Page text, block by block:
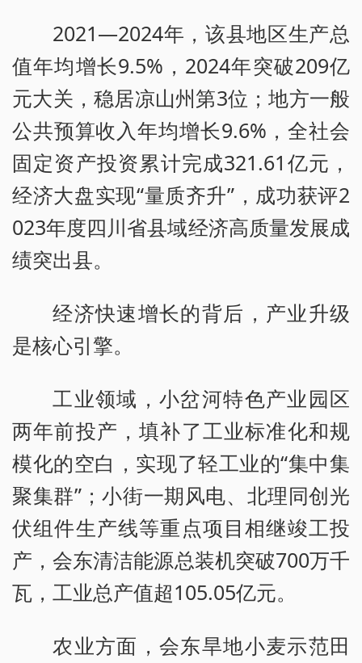
2021—2024年，该县地区生产总
值年均增长9.5%，2024年突破209亿
元大关，稳居凉山州第3位；地方一般
公共预算收入年均增长9.6%，全社会
固定资产投资累计完成321.61亿元，
经济大盘实现“量质齐升”，成功获评2
023年度四川省县域经济高质量发展成
绩突出县。
经济快速增长的背后，产业升级
是核心引擎。
工业领域，小岔河特色产业园区
两年前投产，填补了工业标准化和规
模化的空白，实现了轻工业的“集中集
聚集群”；小街一期风电、北理同创光
伏组件生产线等重点项目相继竣工投
产，会东清洁能源总装机突破700万千
瓦，工业总产值超105.05亿元。
农业方面，会东旱地小麦示范田